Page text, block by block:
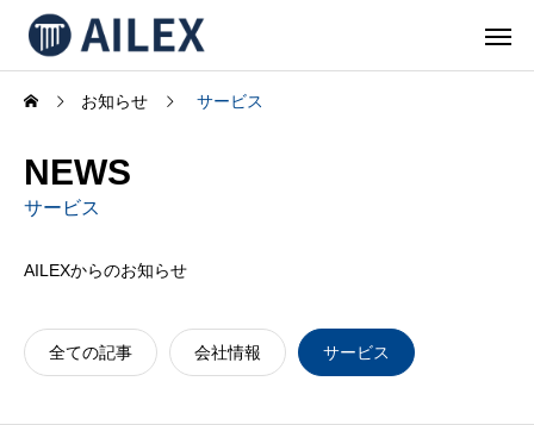
お知らせ サービス
NEWS
サービス
AILEXからのお知らせ
全ての記事 会社情報 サービス